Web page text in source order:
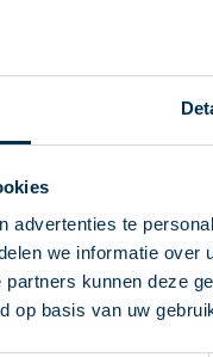
advertenties te
we informatie
kunnen deze
op basis van uw
De
Nu volgt
waard kon
de prijs die de